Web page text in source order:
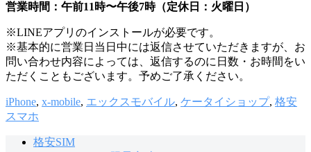
営業時間：午前11時〜午後7時（定休日：火曜日）
※LINEアプリのインストールが必要です。
※基本的に営業日当日中には返信させていただきますが、お
問い合わせ内容によっては、返信するのに日数・お時間をい
ただくこともございます。予めご了承ください。
iPhone, x-mobile, エックスモバイル, ケータイショップ, 格安
スマホ
格安SIM